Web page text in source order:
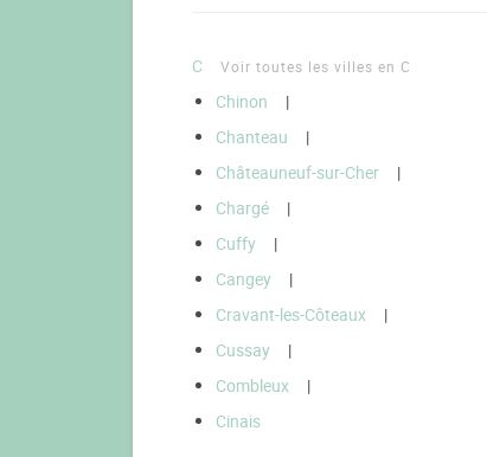
C Voir toutes les villes en C
Chinon
|
Chanteau
|
Châteauneuf-sur-Cher
|
Chargé
|
Cuffy
|
Cangey
|
Cravant-les-Côteaux
|
Cussay
|
Combleux
|
Cinais